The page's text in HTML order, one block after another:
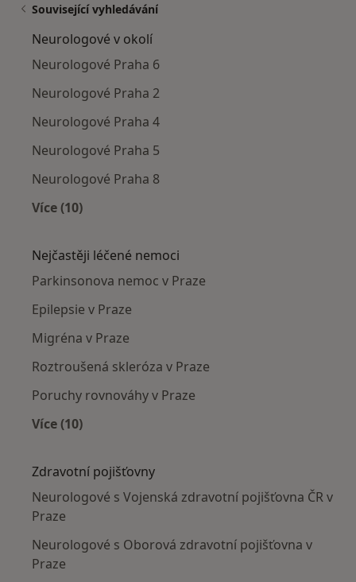
Související vyhledávání
Neurologové v okolí
Neurologové Praha 6
Neurologové Praha 2
Neurologové Praha 4
Neurologové Praha 5
Neurologové Praha 8
Více (10)
Nejčastěji léčené nemoci
Parkinsonova nemoc v Praze
Epilepsie v Praze
Migréna v Praze
Roztroušená skleróza v Praze
Poruchy rovnováhy v Praze
Více (10)
Zdravotní pojišťovny
Neurologové s Vojenská zdravotní pojišťovna ČR v
Praze
Neurologové s Oborová zdravotní pojišťovna v
Praze